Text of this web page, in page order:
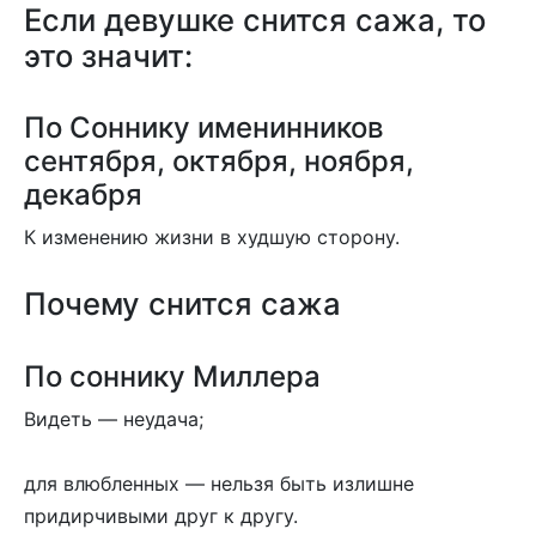
Если девушке снится сажа, то
это значит:
По Соннику именинников
сентября, октября, ноября,
декабря
К изменению жизни в худшую сторону.
Почему снится сажа
По соннику Миллера
Видеть — неудача;
для влюбленных — нельзя быть излишне
придирчивыми друг к другу.